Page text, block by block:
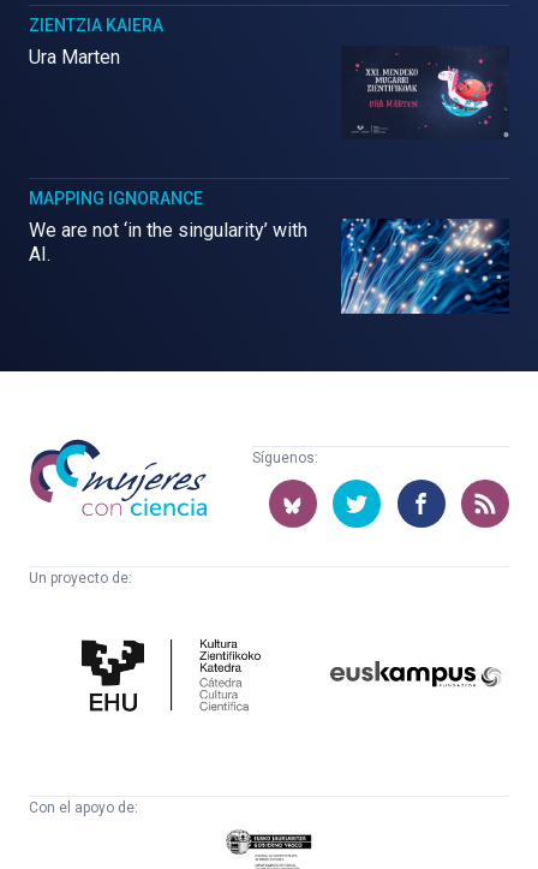
ZIENTZIA KAIERA
Ura Marten
MAPPING IGNORANCE
We are not ‘in the singularity’ with
AI.
Mujeres
con
ciencia
Síguenos:
Un proyecto de:
Cultura
Científica
Con el apoyo de:
Eusko